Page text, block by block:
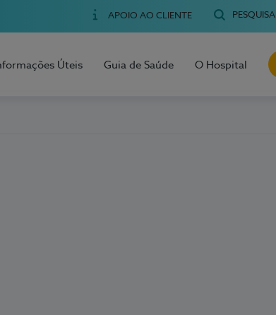
APOIO AO CLIENTE PESQUISA
Úteis Guia de Saúde O Hospital